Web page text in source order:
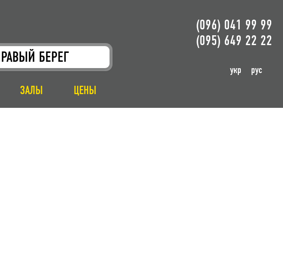
ПРАВЫЙ БЕРЕГ
(096) 041 99 99
(095) 649 22 22
укр рус
ЗАЛЫ ЦЕНЫ